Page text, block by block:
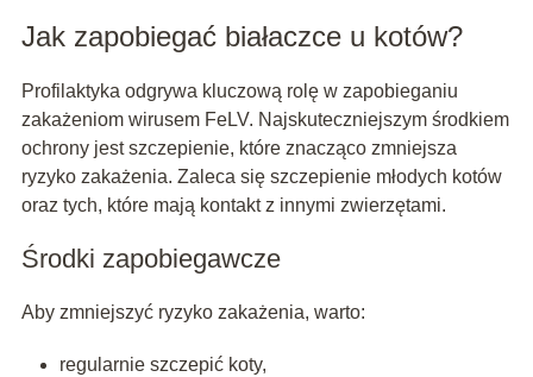
Jak zapobiegać białaczce u kotów?
Profilaktyka odgrywa kluczową rolę w zapobieganiu
zakażeniom wirusem FeLV. Najskuteczniejszym środkiem
ochrony jest szczepienie, które znacząco zmniejsza
ryzyko zakażenia. Zaleca się szczepienie młodych kotów
oraz tych, które mają kontakt z innymi zwierzętami.
Środki zapobiegawcze
Aby zmniejszyć ryzyko zakażenia, warto:
regularnie szczepić koty,